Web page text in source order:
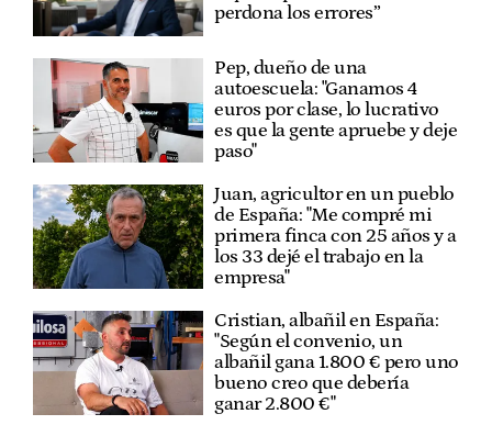
perdona los errores”
Pep, dueño de una
autoescuela: "Ganamos 4
euros por clase, lo lucrativo
es que la gente apruebe y deje
paso"
Juan, agricultor en un pueblo
de España: "Me compré mi
primera finca con 25 años y a
los 33 dejé el trabajo en la
empresa"
Cristian, albañil en España:
"Según el convenio, un
albañil gana 1.800 € pero uno
bueno creo que debería
ganar 2.800 €"